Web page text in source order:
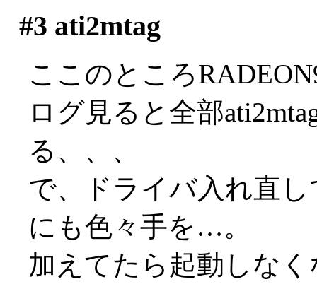
#3 ati2mtag
ここのところ
ログ見ると全部
る、、、
で、ドライバ入れ直
にも色々手を…。
加えてたら起動しな